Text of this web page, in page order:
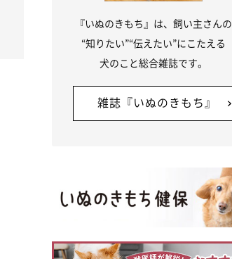
『いぬのきもち』は、飼い主さんの
“知りたい”“伝えたい”にこたえる
犬のこと総合雑誌です。
雑誌『いぬのきもち』